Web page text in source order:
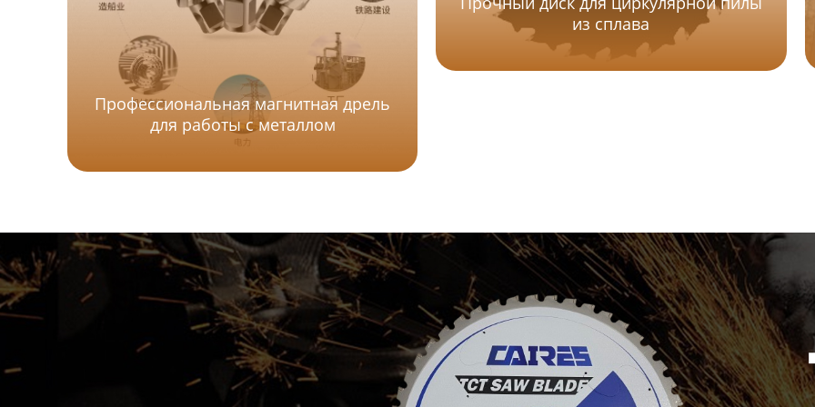
Профессиональная магнитная дрель
для работы с металлом
из сплава